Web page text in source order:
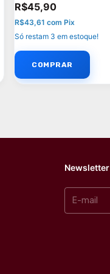
R$45,90
R$43,61com Pix
Só restam 3 em estoque!
Newsletter